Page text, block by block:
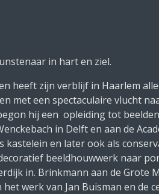
in hart en ziel.
heeft zijn verblijf in Haarlem
met een spectaculaire vlucht
hij een opleiding tot
in Delft en aan de
en later ook als
beeldhouwwerk naar
in. Brinkmann aan de
werk van Jan Buisman en de